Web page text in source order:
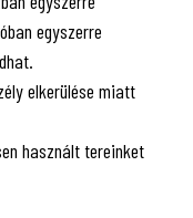
egyszerre
elkerülése miatt
használt tereinket